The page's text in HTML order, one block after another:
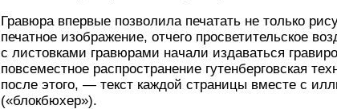
Гравюра впервые позволила печатать не только
печатное изображение, отчего просветительское
с листовками гравюрами начали издаваться
повсеместное распространение гутенберговская
после этого, — текст каждой страницы вместе с
(«блокбюхер»).